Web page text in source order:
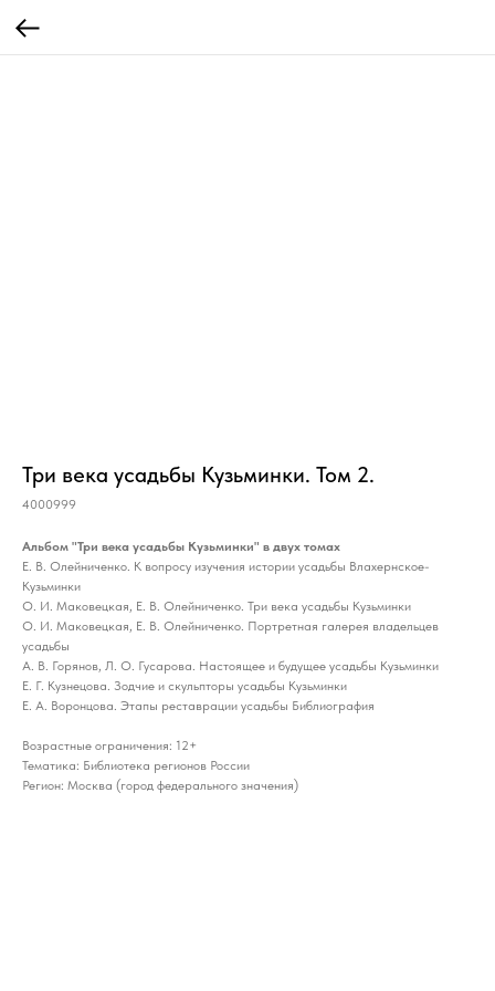
Три века усадьбы Кузьминки. Том 2.
4000999
Альбом "Три века усадьбы Кузьминки" в двух томах
Е. В. Олейниченко. К вопросу изучения истории усадьбы Влахернское-
Кузьминки
О. И. Маковецкая, Е. В. Олейниченко. Три века усадьбы Кузьминки
О. И. Маковецкая, Е. В. Олейниченко. Портретная галерея владельцев
усадьбы
А. В. Горянов, Л. О. Гусарова. Настоящее и будущее усадьбы Кузьминки
Е. Г. Кузнецова. Зодчие и скульпторы усадьбы Кузьминки
Е. А. Воронцова. Этапы реставрации усадьбы Библиография
Возрастные ограничения: 12+
Тематика: Библиотека регионов России
Регион: Москва (город федерального значения)